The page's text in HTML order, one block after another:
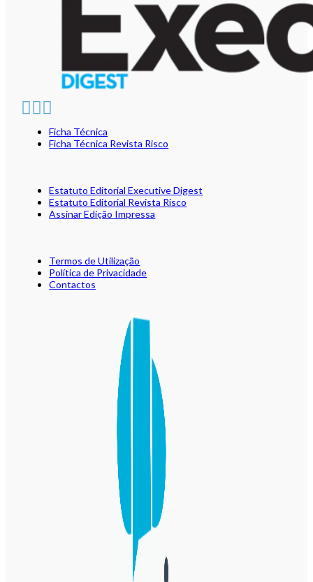
Ficha Técnica
Ficha Técnica Revista Risco
Estatuto Editorial Executive Digest
Estatuto Editorial Revista Risco
Assinar Edição Impressa
Termos de Utilização
Política de Privacidade
Contactos